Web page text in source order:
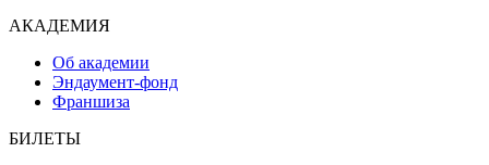
АКАДЕМИЯ
Об академии
Эндаумент-фонд
Франшиза
БИЛЕТЫ